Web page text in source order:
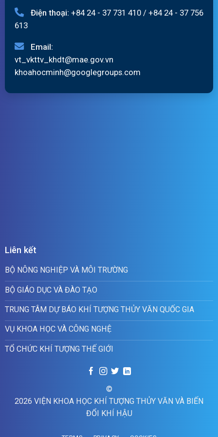
Điện thoại: +84 24 - 37 731 410 / +84 24 - 37 756
613
Email:
vt_vkttv_khdt@mae.gov.vn
khoahocminh@googlegroups.com
Liên kết
BỘ NÔNG NGHIỆP VÀ MÔI TRƯỜNG
BỘ GIÁO DỤC VÀ ĐÀO TẠO
TRUNG TÂM DỰ BÁO KHÍ TƯỢNG THỦY VĂN QUỐC GIA
VỤ KHOA HỌC VÀ CÔNG NGHỆ
TỔ CHỨC KHÍ TƯỢNG THẾ GIỚI
©
2026 VIỆN KHOA HỌC KHÍ TƯỢNG THỦY VĂN VÀ BIẾN
ĐỔI KHÍ HẬU